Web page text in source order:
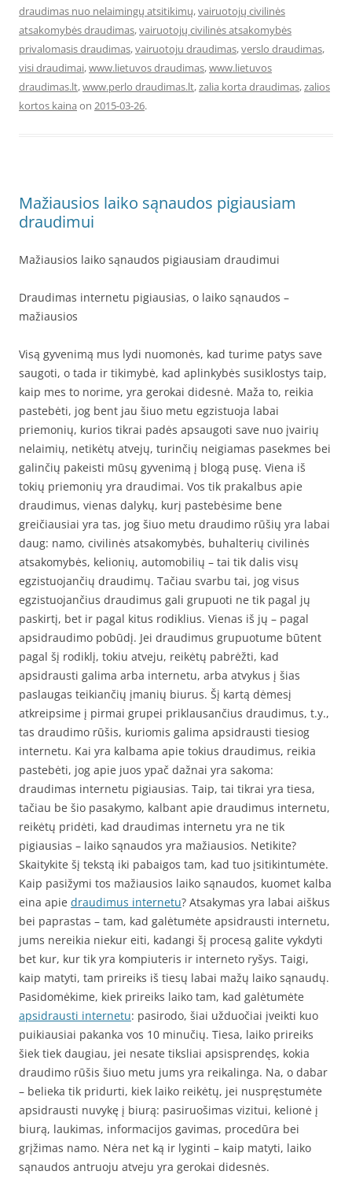
draudimas nuo nelaimingų atsitikimų,vairuotojų civilinės
atsakomybės draudimas,vairuotojų civilinės atsakomybės
privalomasis draudimas,vairuotoju draudimas,verslo draudimas,
visi draudimai,www.lietuvos draudimas,www.lietuvos
draudimas.lt,www.perlo draudimas.lt,zalia korta draudimas,zalios
kortos kaina on 2015-03-26.
Mažiausios laiko sąnaudos pigiausiam
draudimui
Mažiausios laiko sąnaudos pigiausiam draudimui
Draudimas internetu pigiausias, o laiko sąnaudos –
mažiausios
Visą gyvenimą mus lydi nuomonės, kad turime patys save
saugoti, o tada ir tikimybė, kad aplinkybės susiklostys taip,
kaip mes to norime, yra gerokai didesnė. Maža to, reikia
pastebėti, jog bent jau šiuo metu egzistuoja labai
priemonių, kurios tikrai padės apsaugoti save nuo įvairių
nelaimių, netikėtų atvejų, turinčių neigiamas pasekmes bei
galinčių pakeisti mūsų gyvenimą į blogą pusę. Viena iš
tokių priemonių yra draudimai. Vos tik prakalbus apie
draudimus, vienas dalykų, kurį pastebėsime bene
greičiausiai yra tas, jog šiuo metu draudimo rūšių yra labai
daug: namo, civilinės atsakomybės, buhalterių civilinės
atsakomybės, kelionių, automobilių – tai tik dalis visų
egzistuojančių draudimų. Tačiau svarbu tai, jog visus
egzistuojančius draudimus gali grupuoti ne tik pagal jų
paskirtį, bet ir pagal kitus rodiklius. Vienas iš jų – pagal
apsidraudimo pobūdį. Jei draudimus grupuotume būtent
pagal šį rodiklį, tokiu atveju, reikėtų pabrėžti, kad
apsidrausti galima arba internetu, arba atvykus į šias
paslaugas teikiančių įmanių biurus. Šį kartą dėmesį
atkreipsime į pirmai grupei priklausančius draudimus, t.y.,
tas draudimo rūšis, kuriomis galima apsidrausti tiesiog
internetu. Kai yra kalbama apie tokius draudimus, reikia
pastebėti, jog apie juos ypač dažnai yra sakoma:
draudimas internetu pigiausias. Taip, tai tikrai yra tiesa,
tačiau be šio pasakymo, kalbant apie draudimus internetu,
reikėtų pridėti, kad draudimas internetu yra ne tik
pigiausias – laiko sąnaudos yra mažiausios. Netikite?
Skaitykite šį tekstą iki pabaigos tam, kad tuo įsitikintumėte.
Kaip pasižymi tos mažiausios laiko sąnaudos, kuomet kalba
eina apie draudimus internetu? Atsakymas yra labai aiškus
bei paprastas – tam, kad galėtumėte apsidrausti internetu,
jums nereikia niekur eiti, kadangi šį procesą galite vykdyti
bet kur, kur tik yra kompiuteris ir interneto ryšys. Taigi,
kaip matyti, tam prireiks iš tiesų labai mažų laiko sąnaudų.
Pasidomėkime, kiek prireiks laiko tam, kad galėtumėte
apsidrausti internetu: pasirodo, šiai užduočiai įveikti kuo
puikiausiai pakanka vos 10 minučių. Tiesa, laiko prireiks
šiek tiek daugiau, jei nesate tiksliai apsisprendęs, kokia
draudimo rūšis šiuo metu jums yra reikalinga. Na, o dabar
– belieka tik pridurti, kiek laiko reikėtų, jei nuspręstumėte
apsidrausti nuvykę į biurą: pasiruošimas vizitui, kelionė į
biurą, laukimas, informacijos gavimas, procedūra bei
grįžimas namo. Nėra net ką ir lyginti – kaip matyti, laiko
sąnaudos antruoju atveju yra gerokai didesnės.